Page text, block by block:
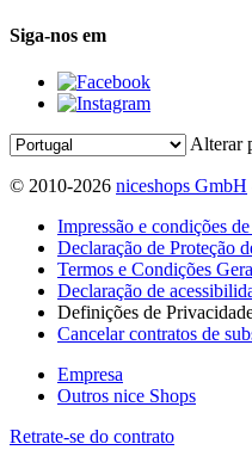
Siga-nos em
Alterar
© 2010-2026 niceshops GmbH
Impressão e condições
Declaração de Proteção
Termos e Condições
Declaração de
Definições de
Cancelar contratos de
Empresa
Outros nice Shops
Retrate-se do contrato